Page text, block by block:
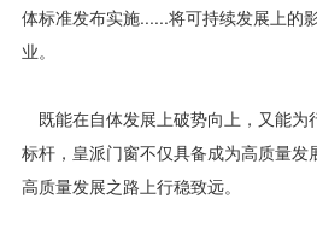
体标准发布实施......将可持续发展上的
业。
既能在自体发展上破势向上，又能
标杆，皇派门窗不仅具备成为高质量发
高质量发展之路上行稳致远。